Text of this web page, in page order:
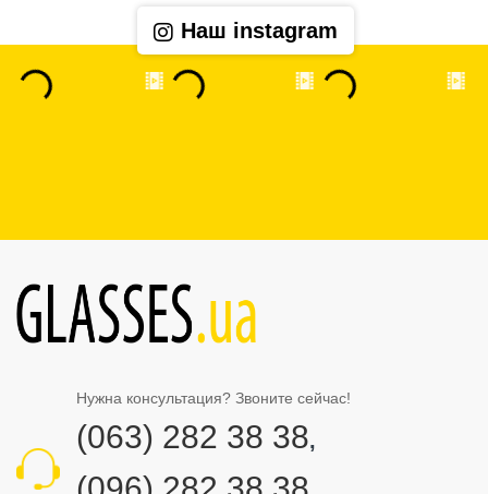
Наш instagram
Нужна консультация? Звоните сейчас!
(063) 282 38 38,